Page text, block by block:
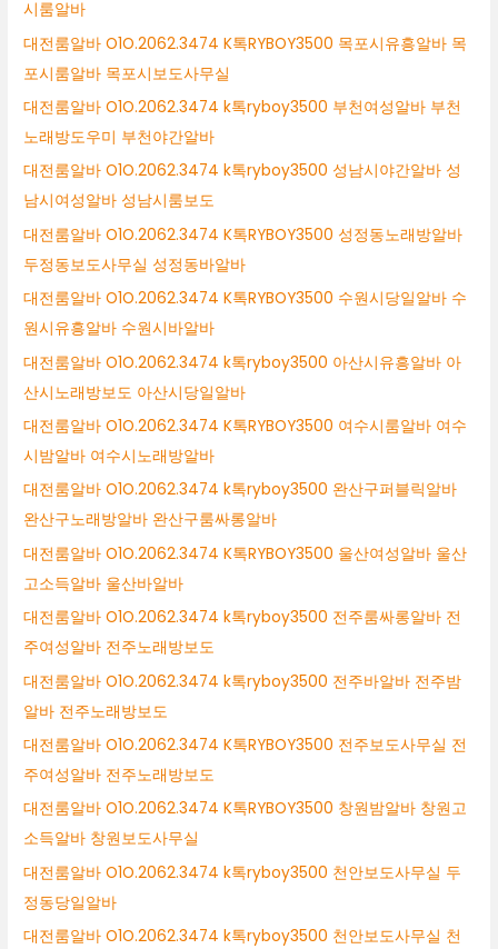
시룸알바
대전룸알바 O1O.2062.3474 K톡RYBOY3500 목포시유흥알바 목
포시룸알바 목포시보도사무실
대전룸알바 O1O.2062.3474 k톡ryboy3500 부천여성알바 부천
노래방도우미 부천야간알바
대전룸알바 O1O.2062.3474 k톡ryboy3500 성남시야간알바 성
남시여성알바 성남시룸보도
대전룸알바 O1O.2062.3474 K톡RYBOY3500 성정동노래방알바
두정동보도사무실 성정동바알바
대전룸알바 O1O.2062.3474 K톡RYBOY3500 수원시당일알바 수
원시유흥알바 수원시바알바
대전룸알바 O1O.2062.3474 k톡ryboy3500 아산시유흥알바 아
산시노래방보도 아산시당일알바
대전룸알바 O1O.2062.3474 K톡RYBOY3500 여수시룸알바 여수
시밤알바 여수시노래방알바
대전룸알바 O1O.2062.3474 k톡ryboy3500 완산구퍼블릭알바
완산구노래방알바 완산구룸싸롱알바
대전룸알바 O1O.2062.3474 K톡RYBOY3500 울산여성알바 울산
고소득알바 울산바알바
대전룸알바 O1O.2062.3474 k톡ryboy3500 전주룸싸롱알바 전
주여성알바 전주노래방보도
대전룸알바 O1O.2062.3474 k톡ryboy3500 전주바알바 전주밤
알바 전주노래방보도
대전룸알바 O1O.2062.3474 K톡RYBOY3500 전주보도사무실 전
주여성알바 전주노래방보도
대전룸알바 O1O.2062.3474 K톡RYBOY3500 창원밤알바 창원고
소득알바 창원보도사무실
대전룸알바 O1O.2062.3474 k톡ryboy3500 천안보도사무실 두
정동당일알바
대전룸알바 O1O.2062.3474 k톡ryboy3500 천안보도사무실 천